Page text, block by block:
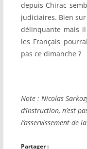
depuis Chirac
judiciaires. Bien
délinquante mais
les Français
pas ce dimanche ?
Note : Nicolas
d’instruction, n’est
l’asservissement de
Partager :